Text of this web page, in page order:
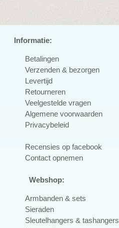
Informatie:
Betalingen
Verzenden & bezorgen
Levertijd
Retourneren
Veelgestelde vragen
Algemene voorwaarden
Privacybeleid
Recensies op facebook
Contact opnemen
Webshop:
Armbanden & sets
Sieraden
Sleutelhangers & tashangers